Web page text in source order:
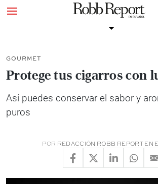
GOURMET
Protege tus cigarros con
Así puedes conservar el sabor y
puros
POR REDACCIÓN ROBB REPORT EN